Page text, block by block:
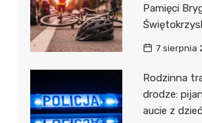
Pamięci
7 sierpnia
Rodzinna
drodze:
aucie z